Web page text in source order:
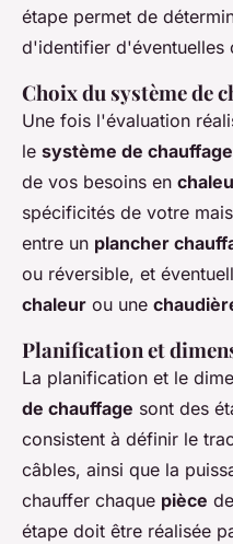
étape permet de
d'identifier d'éventuelles
Choix du système de
Une fois l'évaluation
le système de chauffage
de vos besoins en
spécificités de votre
entre un plancher
ou réversible, et
chaleur ou une
Planification et
La planification et le
de chauffage sont des
consistent à définir le
câbles, ainsi que la
chauffer chaque pièce
étape doit être réalisée